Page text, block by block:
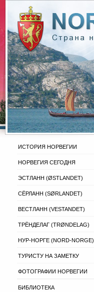
ИСТОРИЯ НОРВЕГИИ
НОРВЕГИЯ СЕГОДНЯ
ЭСТЛАНН (ØSTLANDET)
СЁРЛАНН (SØRLANDET)
ВЕСТЛАНН (VESTANDET)
ТРЁНДЕЛАГ (TRØNDELAG)
НУР-НОРГЕ (NORD-NORGE)
ТУРИСТУ НА ЗАМЕТКУ
ФОТОГРАФИИ НОРВЕГИИ
БИБЛИОТЕКА